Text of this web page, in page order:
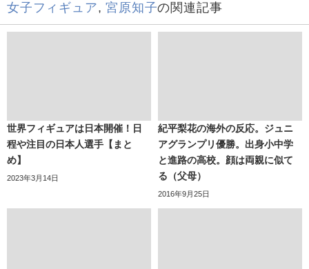
女子フィギュア,宮原知子の関連記事
世界フィギュアは日本開催！日
程や注目の日本人選手【まと
め】
2023年3月14日
紀平梨花の海外の反応。ジュニ
アグランプリ優勝。出身小中学
と進路の高校。顔は両親に似て
る（父母）
2016年9月25日